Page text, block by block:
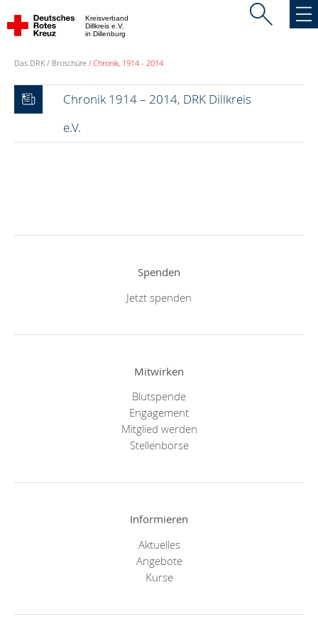
Kreisverband
Dillkreis e.V.
in Dillenburg
Das DRK Broschüre Chronik, 1914 - 2014
Chronik 1914 – 2014, DRK Dillkreis
e.V.
Spenden
Jetzt spenden
Mitwirken
Blutspende
Engagement
Mitglied werden
Stellenbörse
Informieren
Aktuelles
Angebote
Kurse